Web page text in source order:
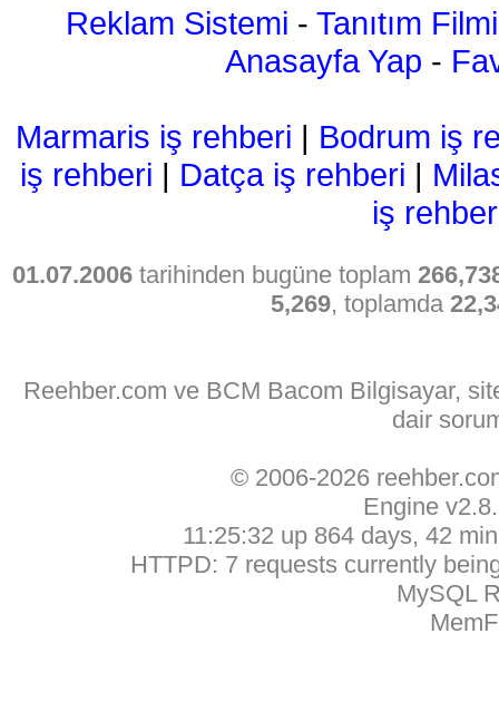
Reklam Sistemi - Tanıtım Filmi
Anasayfa Yap -
Marmaris iş rehberi | Bodrum iş
iş rehberi | Datça iş rehberi |
iş
01.07.2006 tarihinden bugüne toplam
5,269, toplamda
Reehber.com ve BCM Bacom Bilgisayar,
dair
© 2006-2026
Engine
11:25:32 up 864 days, 42
HTTPD: 7 requests currently
MySQL